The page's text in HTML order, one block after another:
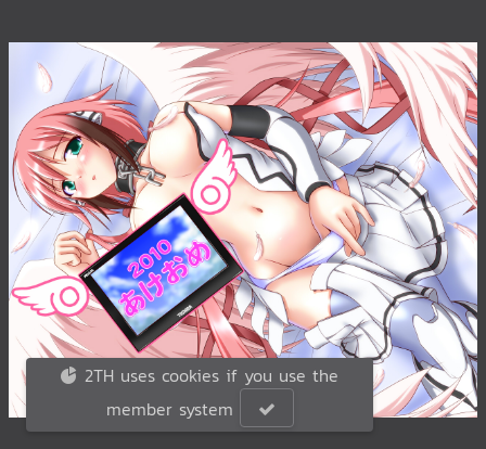
2TH uses cookies if you use the
member system